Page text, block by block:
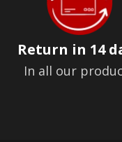
Return in 14
In all our